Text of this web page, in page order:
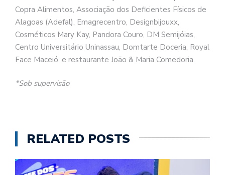
Copra Alimentos, Associação dos Deficientes Físicos de
Alagoas (Adefal), Emagrecentro, Designbijouxx,
Cosméticos Mary Kay, Pandora Couro, DM Semijóias,
Centro Universitário Uninassau, Domtarte Doceria, Royal
Face Maceió, e restaurante João & Maria Comedoria.
*Sob supervisão
RELATED POSTS